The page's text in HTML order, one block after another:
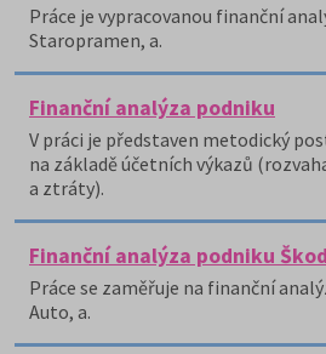
Práce je vypracovanou finanční
Staropramen, a.
Finanční analýza podniku
V práci je představen metodický
na základě účetních výkazů
a ztráty).
Finanční analýza podniku
Práce se zaměřuje na finanční
Auto, a.